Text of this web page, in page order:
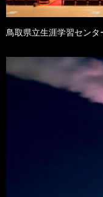
鳥取県立生涯学習センタ